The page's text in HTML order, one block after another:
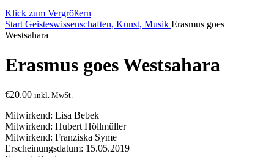
Klick zum Vergrößern
Start Geisteswissenschaften, Kunst, Musik Erasmus goes
Westsahara
Erasmus goes Westsahara
€20.00 inkl. MwSt.
Mitwirkend: Lisa Bebek
Mitwirkend: Hubert Höllmüller
Mitwirkend: Franziska Syme
Erscheinungsdatum: 15.05.2019